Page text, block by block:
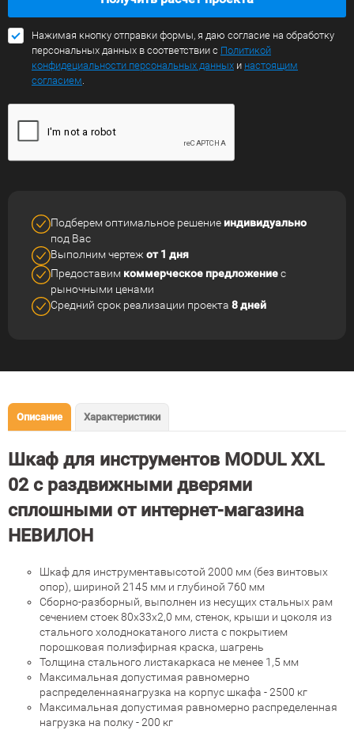
Нажимая кнопку отправки формы, я даю согласие на обработку
персональных данных в соответствии с Политикой
конфидециальности персональных данных и настоящим
согласием.
Подберем оптимальное решение индивидуально
под Вас
Выполним чертеж от 1 дня
Предоставим коммерческое предложениес
рыночными ценами
Средний срок реализации проекта 8 дней
Описание Характеристики
Шкаф для инструментов MODUL XXL
02 с раздвижными дверями
сплошными от интернет-магазина
НЕВИЛОН
Шкаф для инструментавысотой 2000 мм (без винтовых
опор), шириной 2145 мм и глубиной 760 мм
Сборно-разборный, выполнен из несущих стальных рам
сечением стоек 80х33х2,0 мм, стенок, крыши и цоколя из
стального холоднокатаного листа с покрытием
порошковая полиэфирная краска, шагрень
Толщина стального листакаркаса не менее 1,5 мм
Максимальная допустимая равномерно
распределеннаянагрузка на корпус шкафа - 2500 кг
Максимальная допустимая равномерно распределенная
нагрузка на полку - 200 кг